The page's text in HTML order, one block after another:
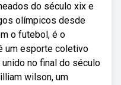
do século xix e
olímpicos desde
o futebol, é o
um esporte coletivo
no final do século
wilson, um